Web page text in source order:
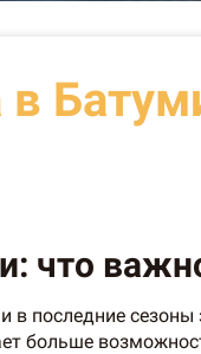
в
что
последние сезоны
больше